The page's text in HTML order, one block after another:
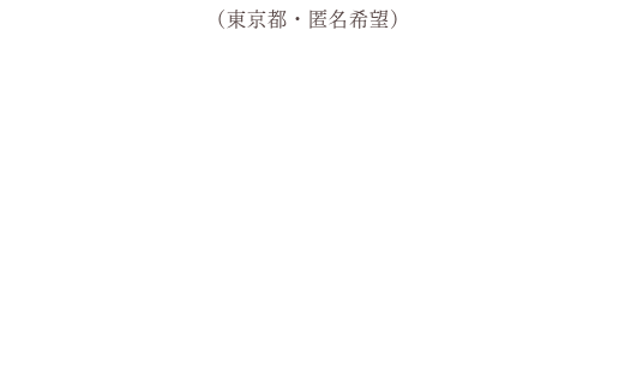
（東京都・匿名希望）